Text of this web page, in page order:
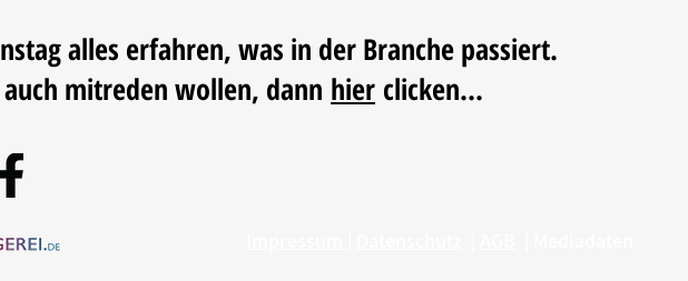
alles erfahren, was in der Branche passiert.
auch mitreden wollen, dann hier clicken...